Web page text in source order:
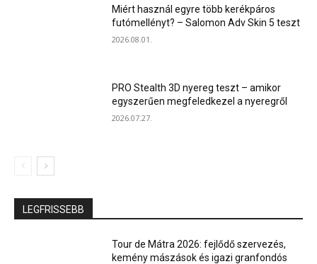
Miért használ egyre több kerékpáros
futómellényt? – Salomon Adv Skin 5 teszt
2026.08.01.
PRO Stealth 3D nyereg teszt – amikor
egyszerűen megfeledkezel a nyeregről
2026.07.27.
LEGFRISSEBB
Tour de Mátra 2026: fejlődő szervezés,
kemény mászások és igazi granfondós